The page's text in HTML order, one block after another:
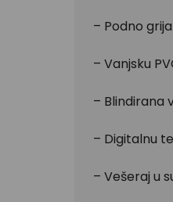
– Podno
– Vanjsku
– Blindirana
– Digitalnu
– Vešeraj u